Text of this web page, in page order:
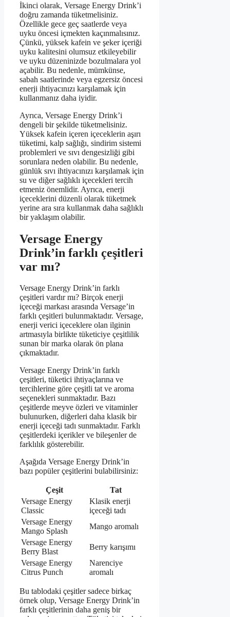
İkinci olarak, Versage Energy Drink’i
doğru zamanda tüketmelisiniz.
Özellikle gece geç saatlerde veya
uyku öncesi içmekten kaçınmalısınız.
Çünkü, yüksek kafein ve şeker içeriği
uyku kalitesini olumsuz etkileyebilir
ve uyku düzeninizde bozulmalara yol
açabilir. Bu nedenle, mümkünse,
sabah saatlerinde veya egzersiz öncesi
enerji ihtiyacınızı karşılamak için
kullanmanız daha iyidir.
Ayrıca, Versage Energy Drink’i
dengeli bir şekilde tüketmelisiniz.
Yüksek kafein içeren içeceklerin aşırı
tüketimi, kalp sağlığı, sindirim sistemi
problemleri ve sıvı dengesizliği gibi
sorunlara neden olabilir. Bu nedenle,
günlük sıvı ihtiyacınızı karşılamak için
su ve diğer sağlıklı içecekleri tercih
etmeniz önemlidir. Ayrıca, enerji
içeceklerini düzenli olarak tüketmek
yerine ara sıra kullanmak daha sağlıklı
bir yaklaşım olabilir.
Versage Energy
Drink’in farklı çeşitleri
var mı?
Versage Energy Drink’in farklı
çeşitleri vardır mı? Birçok enerji
içeceği markası arasında Versage’in
farklı çeşitleri bulunmaktadır. Versage,
enerji verici içeceklere olan ilginin
artmasıyla birlikte tüketiciye çeşitlilik
sunan bir marka olarak ön plana
çıkmaktadır.
Versage Energy Drink’in farklı
çeşitleri, tüketici ihtiyaçlarına ve
tercihlerine göre çeşitli tat ve aroma
seçenekleri sunmaktadır. Bazı
çeşitlerde meyve özleri ve vitaminler
bulunurken, diğerleri daha klasik bir
enerji içeceği tadı sunmaktadır. Farklı
çeşitlerdeki içerikler ve bileşenler de
farklılık gösterebilir.
Aşağıda Versage Energy Drink’in
bazı popüler çeşitlerini bulabilirsiniz:
Çeşit
Tat
Versage Energy
Classic
Klasik enerji
içeceği tadı
Versage Energy
Mango Splash
Mango aromalı
Versage Energy
Berry Blast
Berry karışımı
Versage Energy
Citrus Punch
Narenciye
aromalı
Bu tablodaki çeşitler sadece birkaç
örnek olup, Versage Energy Drink’in
farklı çeşitlerinin daha geniş bir